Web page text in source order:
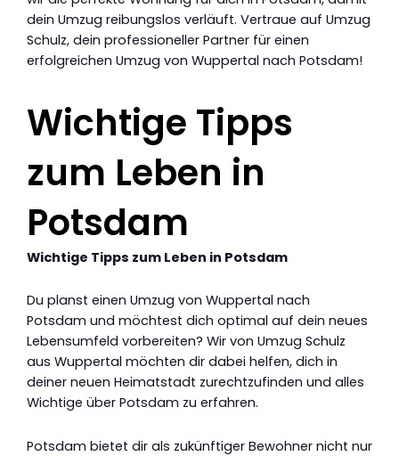
dein Umzug reibungslos verläuft. Vertraue auf Umzug
Schulz, dein professioneller Partner für einen
erfolgreichen Umzug von Wuppertal nach Potsdam!
Wichtige Tipps
zum Leben in
Potsdam
Wichtige Tipps zum Leben in Potsdam
Du planst einen Umzug von Wuppertal nach
Potsdam und möchtest dich optimal auf dein neues
Lebensumfeld vorbereiten? Wir von Umzug Schulz
aus Wuppertal möchten dir dabei helfen, dich in
deiner neuen Heimatstadt zurechtzufinden und alles
Wichtige über Potsdam zu erfahren.
Potsdam bietet dir als zukünftiger Bewohner nicht nur